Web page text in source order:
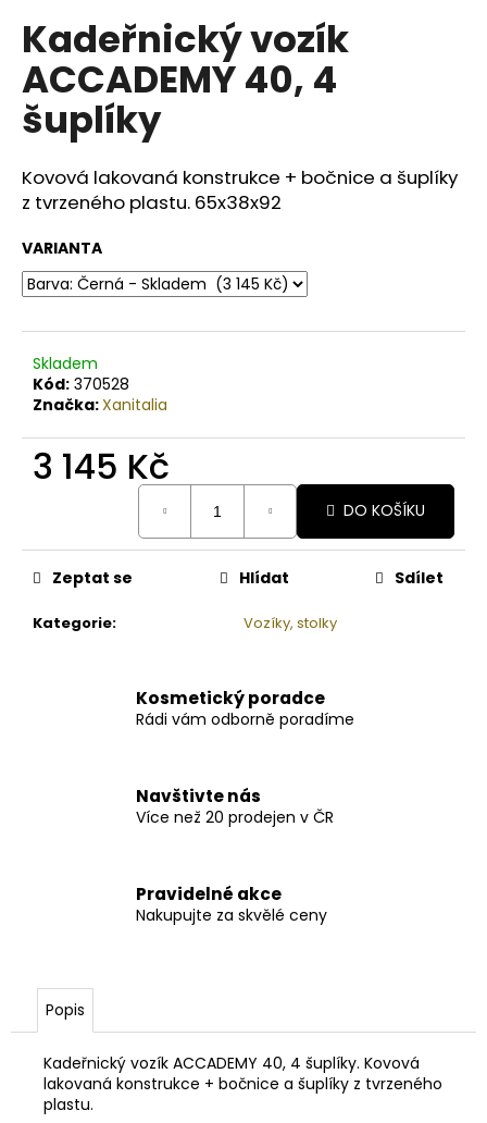
Kadeřnický vozík
ACCADEMY 40, 4
šuplíky
Kovová lakovaná konstrukce + bočnice a šuplíky
z tvrzeného plastu. 65x38x92
VARIANTA
Skladem
Kód: 370528
Značka:Xanitalia
3 145 Kč
DO KOŠÍKU
Kategorie: Vozíky, stolky
Zeptat se Hlídat Sdílet
Kosmetický poradce
Rádi vám odborně poradíme
Navštivte nás
Více než 20 prodejen v ČR
Pravidelné akce
Nakupujte za skvělé ceny
Popis
Kadeřnický vozík ACCADEMY 40, 4 šuplíky. Kovová
lakovaná konstrukce + bočnice a šuplíky z tvrzeného
plastu.
u
j
e
m
e
BODY
BY
BIO
JASMINE
ORGANICKÉ
RUČNĚ
BAMBUCKÉ
MÁSLO
PRO
OSLNIVÝ
LESK
990
Kč